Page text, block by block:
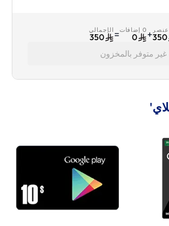
350
+ 0 إضافات
0
= الإجمالي
350
غير متوفر بالمخزون